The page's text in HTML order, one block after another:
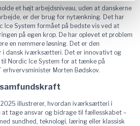
et højt arbejdsniveau, uden at danskerne
er der brug for nytænkning. Det har
Ice System formået på bedste vis ved at
på egen krop. De har oplevet et problem
en nemmere løsning. Det er den
i dansk iværksætteri. Det er innovativt og
Nordic Ice System for at tænke på
erhvervsminister Morten Bødskov.
illustrerer, hvordan iværksætteri i
at tage ansvar og bidrage til fællesskabet –
sundhed, teknologi, læring eller klassisk